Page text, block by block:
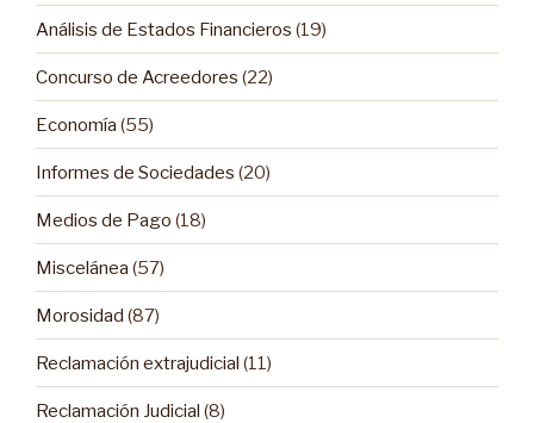
Análisis de Estados Financieros (19)
Concurso de Acreedores (22)
Economía (55)
Informes de Sociedades (20)
Medios de Pago (18)
Miscelánea (57)
Morosidad (87)
Reclamación extrajudicial (11)
Reclamación Judicial (8)